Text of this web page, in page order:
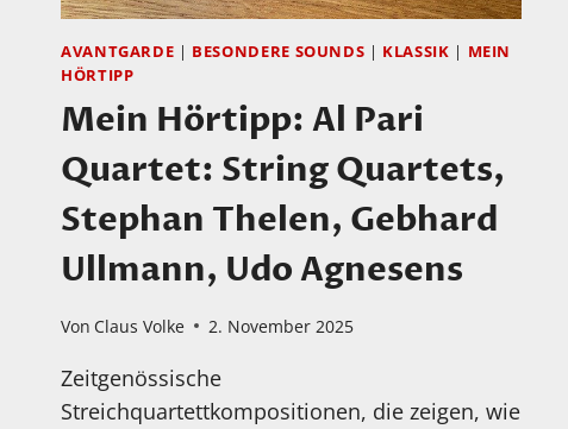
AVANTGARDE | BESONDERE SOUNDS | KLASSIK | MEIN
HÖRTIPP
Mein Hörtipp: Al Pari
Quartet: String Quartets,
Stephan Thelen, Gebhard
Ullmann, Udo Agnesens
Von Claus Volke 2. November 2025
Zeitgenössische
Streichquartettkompositionen, die zeigen, wie